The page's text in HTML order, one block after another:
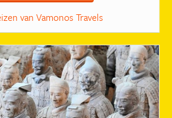
van Vamonos Travels